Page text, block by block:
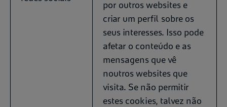
por outros websites e
criar um perfil sobre os
seus interesses. Isso pode
afetar o conteúdo e as
mensagens que vê
noutros websites que
visita. Se não permitir
estes cookies, talvez não